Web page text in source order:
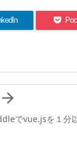
でvue.jsを１分
